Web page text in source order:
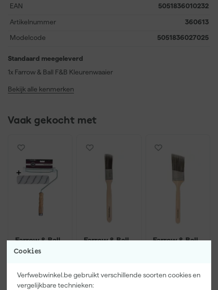
Cookies
Verfwebwinkel.be gebruikt verschillende soorten cookies en
vergelijkbare technieken:
kleurecht, wat betekent dat ze exact overeenkomen met de
EAN
5051836010232
Artikelnummer 360613
Modelcode 5051836027025
Standaard meegeleverd
1x Farrow & Ball F&B Kleurenwaaier
Bekijk alle kenmerken
Vaak gekocht met
Farrow & Ball
9" Verfbeugel
Morgen
bezorgd
Farrow & Ball
Morgen
Farrow & Ball